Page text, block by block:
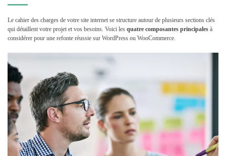
Le cahier des charges de votre site internet se structure autour de plusieurs sections clés
qui détaillent votre projet et vos besoins. Voici les quatre composantes principales à
considérer pour une refonte réussie sur WordPress ou WooCommerce.